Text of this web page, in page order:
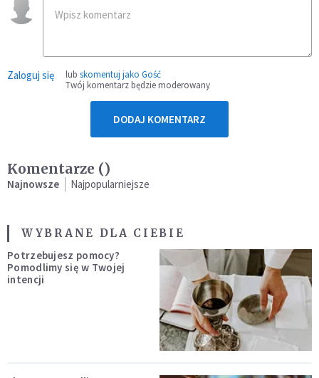
Zaloguj się lub skomentuj jako Gość
Twój komentarz będzie moderowany
DODAJ KOMENTARZ
Komentarze ()
Najnowsze Najpopularniejsze
WYBRANE DLA CIEBIE
Potrzebujesz pomocy?
Pomodlimy się w Twojej
intencji